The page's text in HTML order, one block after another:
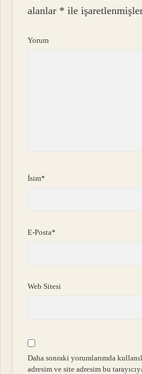
alanlar * ile
Yorum
İsim*
E-Posta*
Web Sitesi
Daha sonraki yorumlarımda
adresim ve site adresim bu